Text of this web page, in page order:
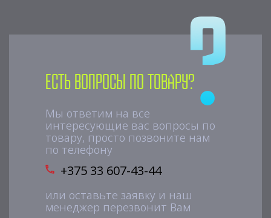
Есть вопросы по товару?
Мы ответим на все
интересующие вас вопросы по
товару, просто позвоните нам
по телефону
+375 33 607-43-44
или оставьте заявку и наш
менеджер перезвонит Вам